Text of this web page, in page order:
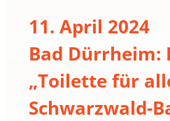
11. April 2024
Bad Dürrheim:
„Toilette für
Schwarzwald-